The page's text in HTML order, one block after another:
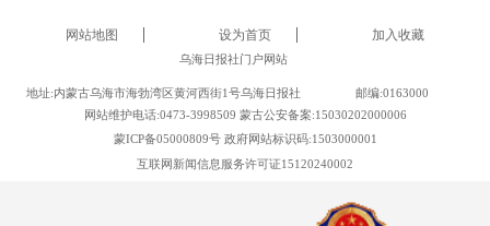
网站地图 设为首页 加入收藏
乌海日报社门户网站
地址:内蒙古乌海市海勃湾区黄河西街1号乌海日报社
邮编:0163000
网站维护电话:0473-3998509 蒙古公安备案:15030202000006
蒙ICP备05000809号 政府网站标识码:1503000001
互联网新闻信息服务许可证15120240002